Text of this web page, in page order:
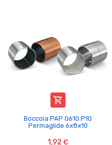

Boccola PAP 0610.P10
Permaglide 6x8x10
1,92 €